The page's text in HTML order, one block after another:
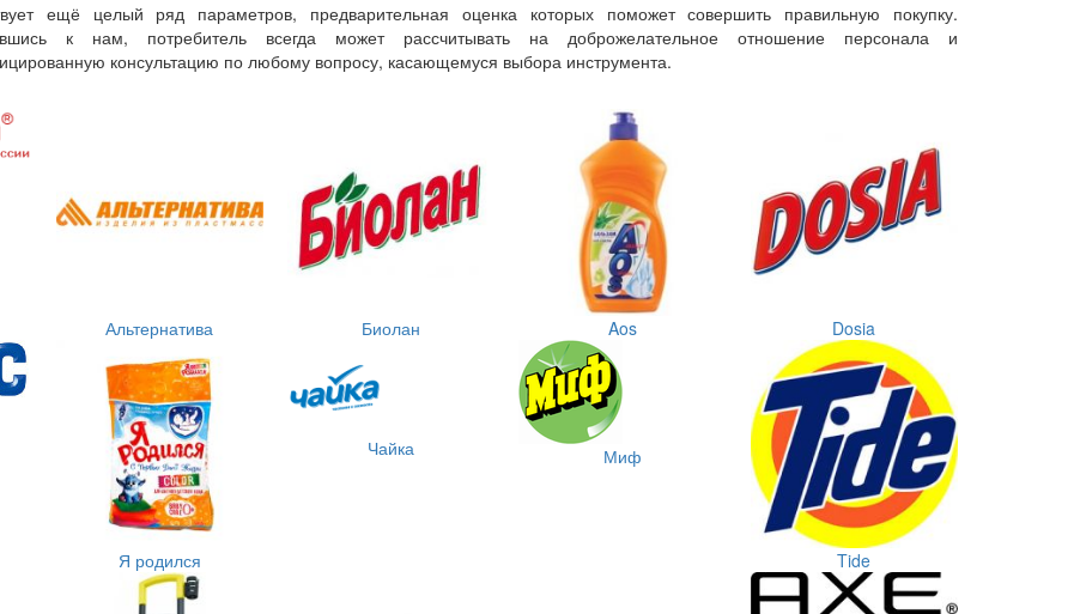
ещё целый ряд параметров, предварительная оценка которых поможет совершить правильную покупку.
к нам, потребитель всегда может рассчитывать на доброжелательное отношение персонала и
консультацию по любому вопросу, касающемуся выбора инструмента.
Альтернатива Биолан Aos Dosia
Я родился
Чайка Миф
Tide